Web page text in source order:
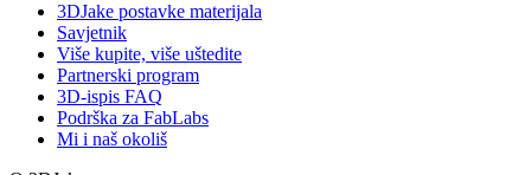
3DJake postavke materijala
Savjetnik
Više kupite, više uštedite
Partnerski program
3D-ispis FAQ
Podrška za FabLabs
Mi i naš okoliš